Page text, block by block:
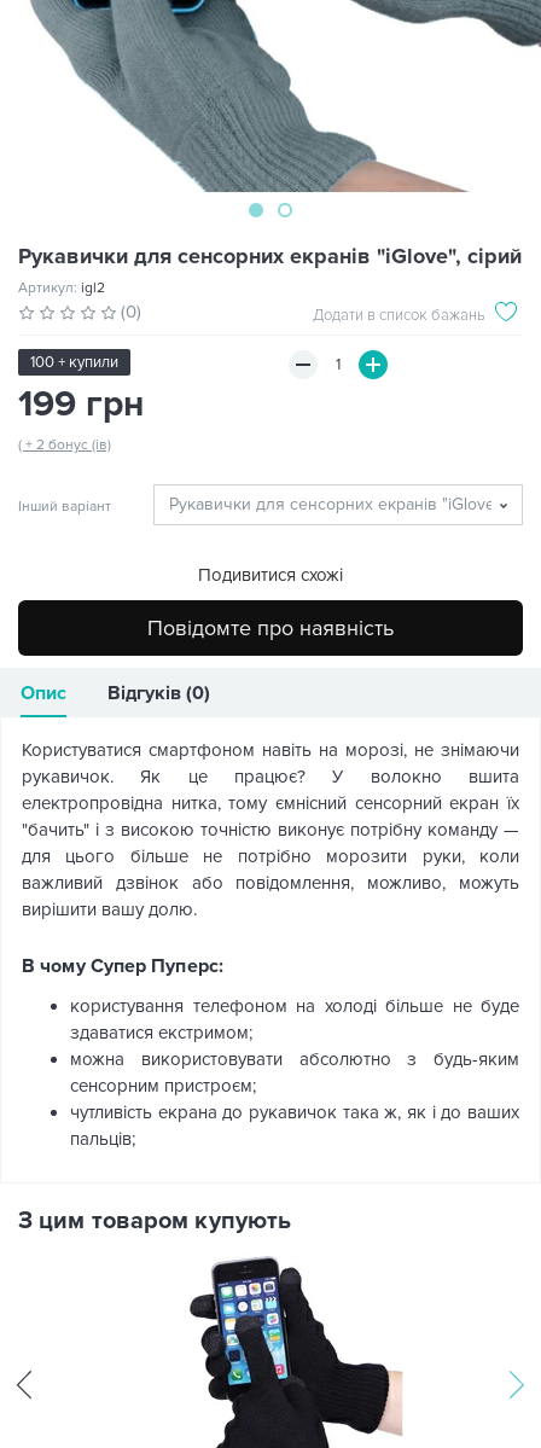
Рукавички для сенсорних екранів "iGlove", сірий
Артикул: igl2
(0) Додати в список бажань
100 + купили
199 грн
( + 2 бонус (ів)
Інший варіант
Подивитися схожі
Повідомте про наявність
Опис Відгуків (0)
Користуватися смартфоном навіть на морозі, не знімаючи
рукавичок. Як це працює? У волокно вшита
електропровідна нитка, тому ємнісний сенсорний екран їх
"бачить" і з високою точністю виконує потрібну команду —
для цього більше не потрібно морозити руки, коли
важливий дзвінок або повідомлення, можливо, можуть
вирішити вашу долю.
В чому Супер Пуперс:
користування телефоном на холоді більше не буде
здаватися екстримом;
можна використовувати абсолютно з будь-яким
сенсорним пристроєм;
чутливість екрана до рукавичок така ж, як і до ваших
пальців;
З цим товаром купують